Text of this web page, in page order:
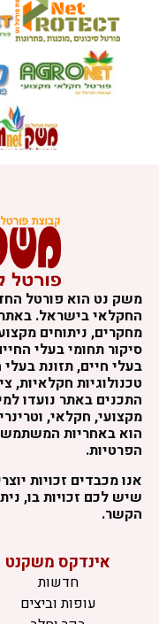
משק נט הוא פורטל
החקלאי בישראל.
מחקרים, ניתוחים
סיקור תחומי בעלי
בעלי חיים, תזונת בעלי
טכנולוגיות חקלאיות,
התכנים באתר נועדו
מקצועי, חקלאי,
הוא באחריות המשתמש
הפרטיות.
אנו מכבדים זכויות
שיש לכם זכויות בו,
הקשר.
אינדקס משקנט
חדשות
עופות וביצים